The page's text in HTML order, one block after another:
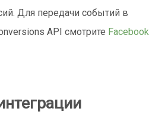
Для передачи событий в
API смотрите Facebook